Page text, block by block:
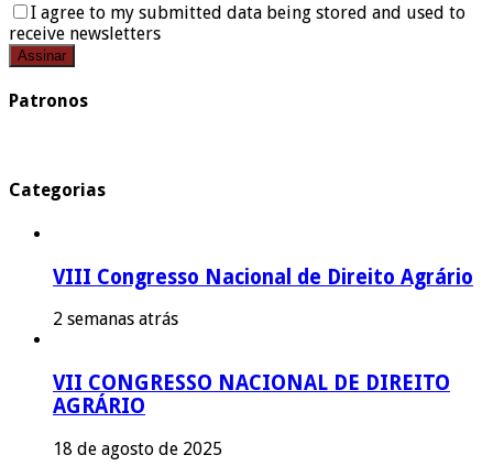
I agree to my submitted data being stored and used to
receive newsletters
Patronos
Categorias
VIII Congresso Nacional de Direito Agrário
2 semanas atrás
VII CONGRESSO NACIONAL DE DIREITO
AGRÁRIO
18 de agosto de 2025